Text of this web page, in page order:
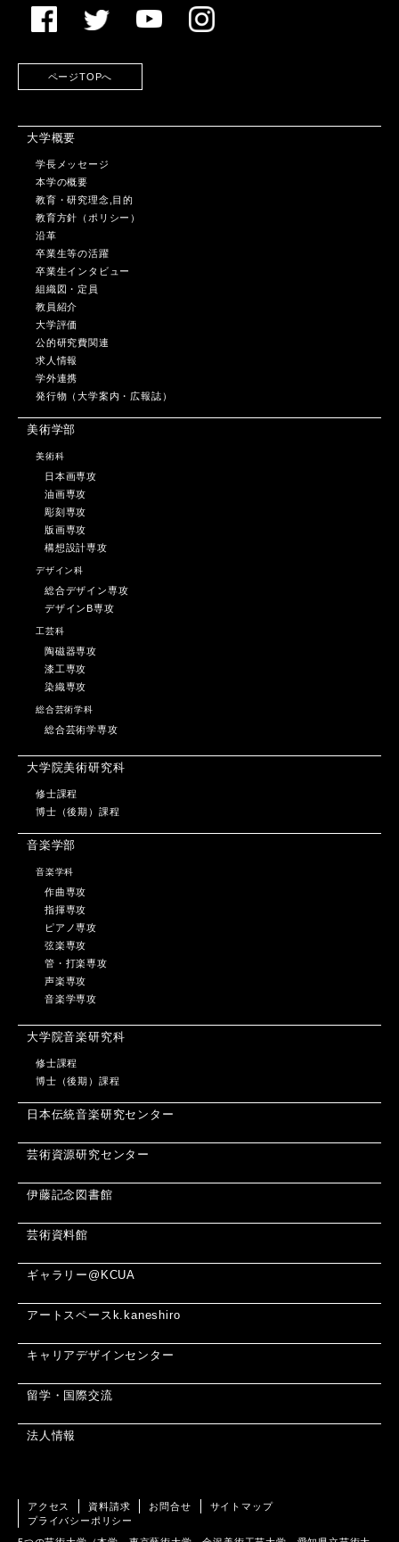
ページTOPへ
大学概要
学長メッセージ
本学の概要
教育・研究理念,目的
教育方針（ポリシー）
沿革
卒業生等の活躍
卒業生インタビュー
組織図・定員
教員紹介
大学評価
公的研究費関連
求人情報
学外連携
発行物（大学案内・広報誌）
美術学部
美術科
日本画専攻
油画専攻
彫刻専攻
版画専攻
構想設計専攻
デザイン科
総合デザイン専攻
デザインB専攻
工芸科
陶磁器専攻
漆工専攻
染織専攻
総合芸術学科
総合芸術学専攻
大学院美術研究科
修士課程
博士（後期）課程
音楽学部
音楽学科
作曲専攻
指揮専攻
ピアノ専攻
弦楽専攻
管・打楽専攻
声楽専攻
音楽学専攻
大学院音楽研究科
修士課程
博士（後期）課程
日本伝統音楽研究センター
芸術資源研究センター
伊藤記念図書館
芸術資料館
ギャラリー@KCUA
アートスペースk.kaneshiro
キャリアデザインセンター
留学・国際交流
法人情報
アクセス 資料請求 お問合せ
サイトマップ
プライバシーポリシー